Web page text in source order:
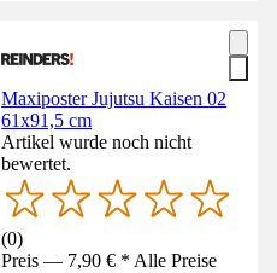
Maxiposter Jujutsu Kaisen 02
61x91,5 cm
Artikel wurde noch nicht
bewertet.
(0)
Preis — 7,90 € * Alle Preise